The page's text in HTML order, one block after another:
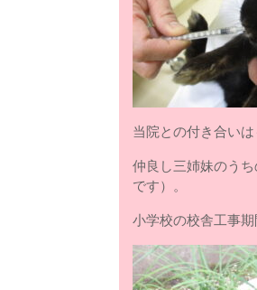
当院との付き合いは
仲良し三姉妹のう
です）。
小学校の校舎工事